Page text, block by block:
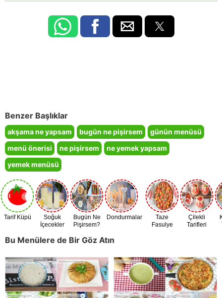
Benzer Başlıklar
akşama ne yapsam bugün ne pişirsem
günün menüsü
menü önerisi
ne pişirsem
ne yemek yapsam
yemek menüsü
Tarif Küpü
Soğuk
İçecekler
Bugün Ne
Pişirsem?
Dondurmalar
Taze
Fasulye
Çilekli
Tarifleri
Bu Menülere de Bir Göz Atın